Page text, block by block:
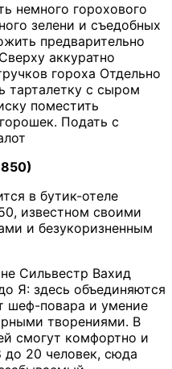
немного горохового
зелени и съедобных
предварительно
аккуратно
гороха Отдельно
тарталетку с сыром
поместить
Подать с
в бутик-отеле
известном своими
и безукоризненным
Сильвестр Вахид
Я: здесь объединяются
шеф-повара и умение
творениями. В
смогут комфортно и
до 20 человек, сюда